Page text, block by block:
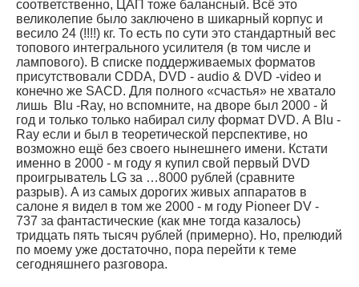
соответственно, ЦАП тоже балансный. Всё это
великолепие было заключено в шикарный корпус и
весило 24 (!!!!) кг. То есть по сути это стандартный вес
топового интегрального усилителя (в том числе и
лампового). В списке поддерживаемых форматов
присутствовали CDDA, DVD - audio & DVD -video и
конечно же SACD. Для полного «счастья» не хватало
лишь Blu -Ray, но вспомните, на дворе был 2000 - й
год и только только набирал силу формат DVD. А Blu -
Ray если и был в теоретической перспективе, но
возможно ещё без своего нынешнего имени. Кстати
именно в 2000 - м году я купил свой первый DVD
проигрыватель LG за …8000 рублей (сравните
разрыв). А из самых дорогих живых аппаратов в
салоне я видел в том же 2000 - м году Pioneer DV -
737 за фантастические (как мне тогда казалось)
тридцать пять тысяч рублей (примерно). Но, прелюдий
по моему уже достаточно, пора перейти к теме
сегодняшнего разговора.